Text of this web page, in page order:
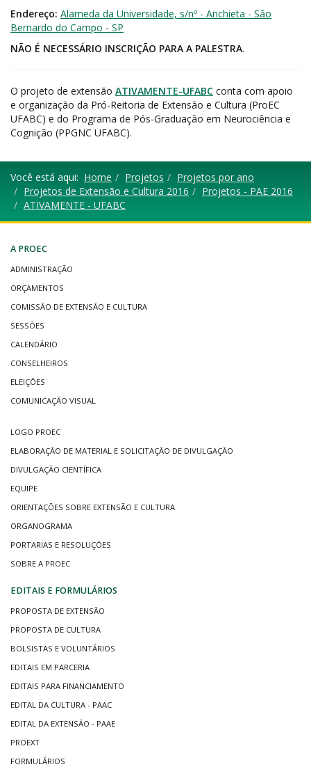
Endereço: Alameda da Universidade, s/nº - Anchieta - São
Bernardo do Campo - SP
NÃO É NECESSÁRIO INSCRIÇÃO PARA A PALESTRA.
O projeto de extensão ATIVAMENTE-UFABC conta com apoio
e organização da Pró-Reitoria de Extensão e Cultura (ProEC
UFABC) e do Programa de Pós-Graduação em Neurociência e
Cognição (PPGNC UFABC).
Você está aqui: Home Projetos
Projetos por ano
Projetos de Extensão e Cultura 2016
Projetos - PAE 2016
ATIVAMENTE - UFABC
A PROEC
ADMINISTRAÇÃO
ORÇAMENTOS
COMISSÃO DE EXTENSÃO E CULTURA
SESSÕES
CALENDÁRIO
CONSELHEIROS
ELEIÇÕES
COMUNICAÇÃO VISUAL
LOGO PROEC
ELABORAÇÃO DE MATERIAL E SOLICITAÇÃO DE DIVULGAÇÃO
DIVULGAÇÃO CIENTÍFICA
EQUIPE
ORIENTAÇÕES SOBRE EXTENSÃO E CULTURA
ORGANOGRAMA
PORTARIAS E RESOLUÇÕES
SOBRE A PROEC
EDITAIS E FORMULÁRIOS
PROPOSTA DE EXTENSÃO
PROPOSTA DE CULTURA
BOLSISTAS E VOLUNTÁRIOS
EDITAIS EM PARCERIA
EDITAIS PARA FINANCIAMENTO
EDITAL DA CULTURA - PAAC
EDITAL DA EXTENSÃO - PAAE
PROEXT
FORMULÁRIOS